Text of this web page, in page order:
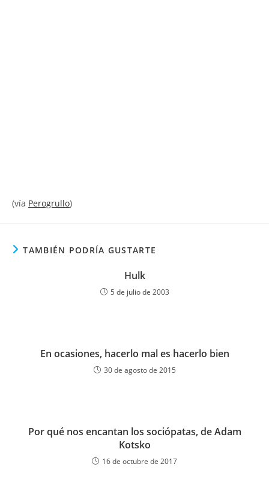
(vía Perogrullo)
TAMBIÉN PODRÍA GUSTARTE
Hulk
5 de julio de 2003
En ocasiones, hacerlo mal es hacerlo bien
30 de agosto de 2015
Por qué nos encantan los sociópatas, de Adam
Kotsko
16 de octubre de 2017